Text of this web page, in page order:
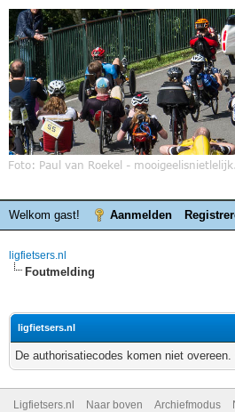
Welkom gast! Aanmelden
ligfietsers.nl
Foutmelding
ligfietsers.nl
De authorisatiecodes komen niet
Ligfietsers.nl Naar boven Archiefmodus